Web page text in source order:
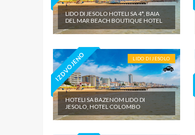
LIDO DI JESOLO HOTELI SA 4*, BAIA
DEL MAR BEACH BOUTIQUE HOTEL
IZDVOJENO LIDO DI JESOLO
HOTELI SA BAZENOM LIDO DI
JESOLO, HOTEL COLOMBO